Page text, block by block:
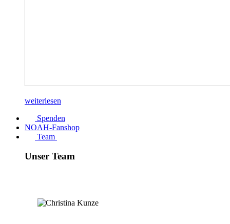
weiterlesen
Spenden
NOAH-Fanshop
Team
Unser Team